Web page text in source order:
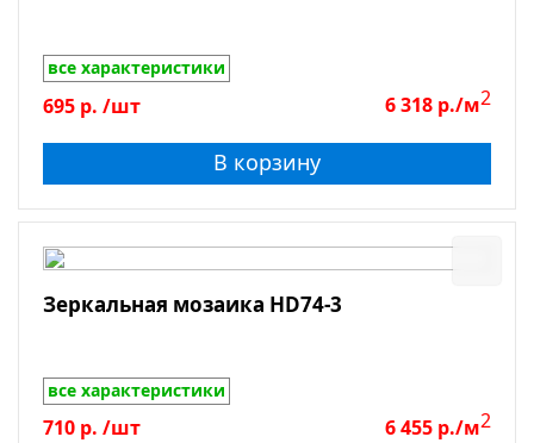
все характеристики
695 р. /шт 6 318 р./м2
В корзину
Зеркальная мозаика HD74-3
все характеристики
710 р. /шт 6 455 р./м2